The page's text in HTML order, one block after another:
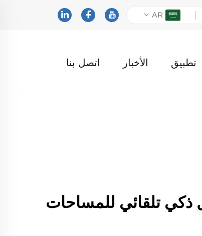
AR
تطبيق الأخبار اتصل بنا
تلقائي للمساحات